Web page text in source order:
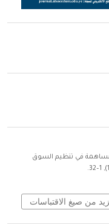
المرن المساهمة في تنظيم السوق
(1), 1–32.
من صيغ الاقتباسات